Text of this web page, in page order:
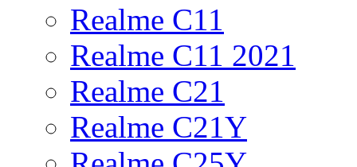
Realme C11
Realme C11 2021
Realme C21
Realme C21Y